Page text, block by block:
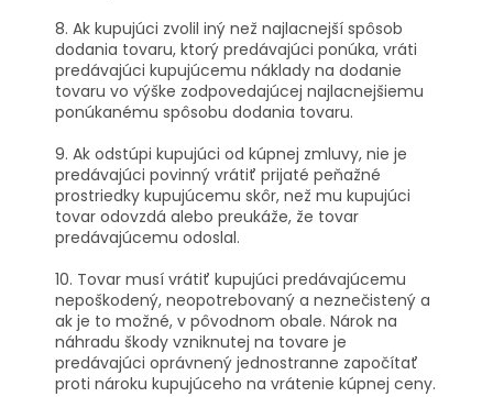
8. Ak kupujúci zvolil iný než najlacnejší spôsob
dodania tovaru, ktorý predávajúci ponúka, vráti
predávajúci kupujúcemu náklady na dodanie
tovaru vo výške zodpovedajúcej najlacnejšiemu
ponúkanému spôsobu dodania tovaru.
9. Ak odstúpi kupujúci od kúpnej zmluvy, nie je
predávajúci povinný vrátiť prijaté peňažné
prostriedky kupujúcemu skôr, než mu kupujúci
tovar odovzdá alebo preukáže, že tovar
predávajúcemu odoslal.
10. Tovar musí vrátiť kupujúci predávajúcemu
nepoškodený, neopotrebovaný a neznečistený a
ak je to možné, v pôvodnom obale. Nárok na
náhradu škody vzniknutej na tovare je
predávajúci oprávnený jednostranne započítať
proti nároku kupujúceho na vrátenie kúpnej ceny.